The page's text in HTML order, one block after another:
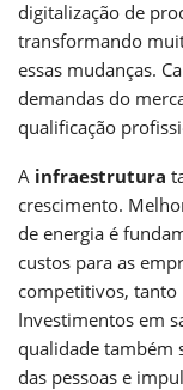
digitalização de
transformando
essas mudanças.
demandas do
qualificação
A infraestrutura
crescimento.
de energia é
custos para as
competitivos,
Investimentos em
qualidade também
das pessoas e